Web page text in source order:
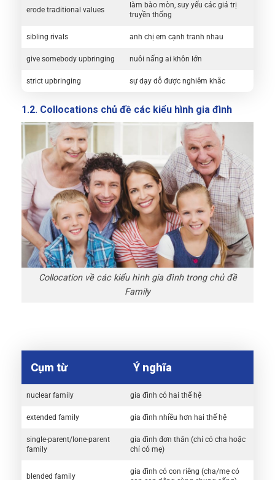
erode traditional values
làm bào mòn, suy yếu các giá trị
truyền thống
sibling rivals anh chị em cạnh tranh nhau
give somebody upbringing nuôi nấng ai khôn lớn
strict upbringing sự dạy dỗ được nghiêm khắc
1.2. Collocations chủ đề các kiểu hình gia đình
Collocation về các kiểu hình gia đình trong chủ đề
Family
Cụm từ Ý nghĩa
nuclear family gia đình có hai thế hệ
extended family gia đình nhiều hơn hai thế hệ
single-parent/lone-parent
family
gia đình đơn thân (chỉ có cha hoặc
chỉ có mẹ)
blended family
gia đình có con riêng (cha/mẹ có